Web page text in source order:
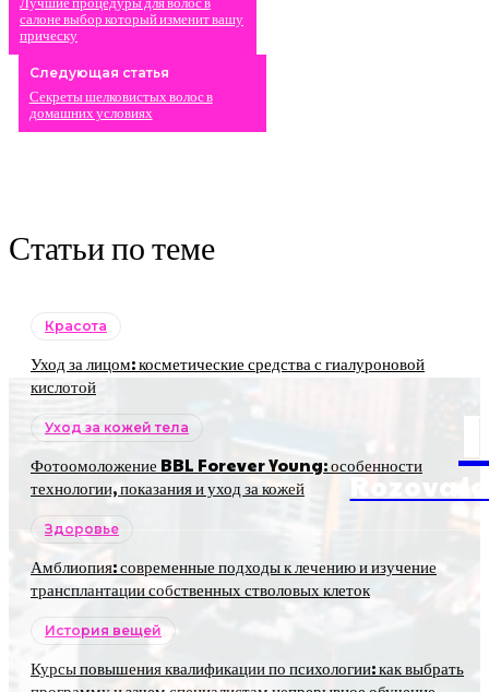
салоне выбор который изменит вашу
прическу
Следующая статья
Секреты шелковистых волос в
домашних условиях
Статьи по теме
Красота
Уход за лицом: косметические средства с гиалуроновой
кислотой
Уход за кожей тела
Фотоомоложение BBL Forever Young: особенности
технологии, показания и уход за кожей
Здоровье
Амблиопия: современные подходы к лечению и изучение
трансплантации собственных стволовых клеток
История вещей
Курсы повышения квалификации по психологии: как выбрать